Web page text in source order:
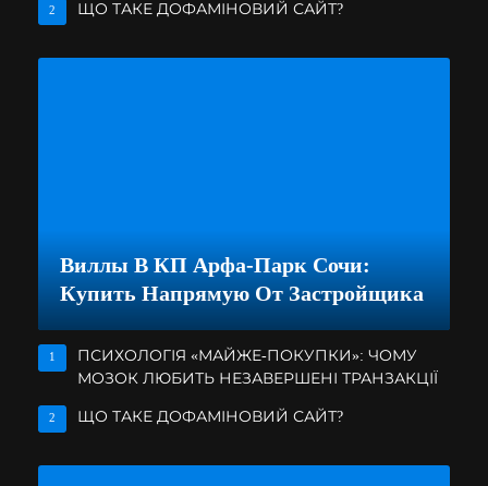
2 ЩО ТАКЕ ДОФАМІНОВИЙ САЙТ?
Виллы В КП Арфа-Парк Сочи:
Купить Напрямую От Застройщика
1
ПСИХОЛОГІЯ «МАЙЖЕ-ПОКУПКИ»: ЧОМУ
МОЗОК ЛЮБИТЬ НЕЗАВЕРШЕНІ ТРАНЗАКЦІЇ
2 ЩО ТАКЕ ДОФАМІНОВИЙ САЙТ?